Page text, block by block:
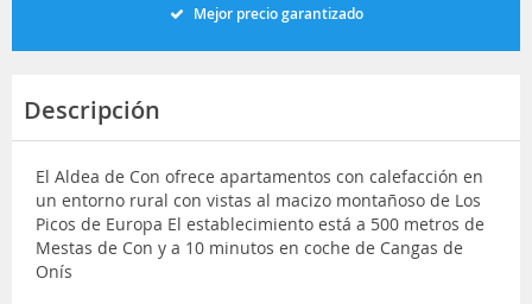
Mejor precio garantizado
Descripción
El Aldea de Con ofrece apartamentos con calefacción en
un entorno rural con vistas al macizo montañoso de Los
Picos de Europa El establecimiento está a 500 metros de
Mestas de Con y a 10 minutos en coche de Cangas de
Onís